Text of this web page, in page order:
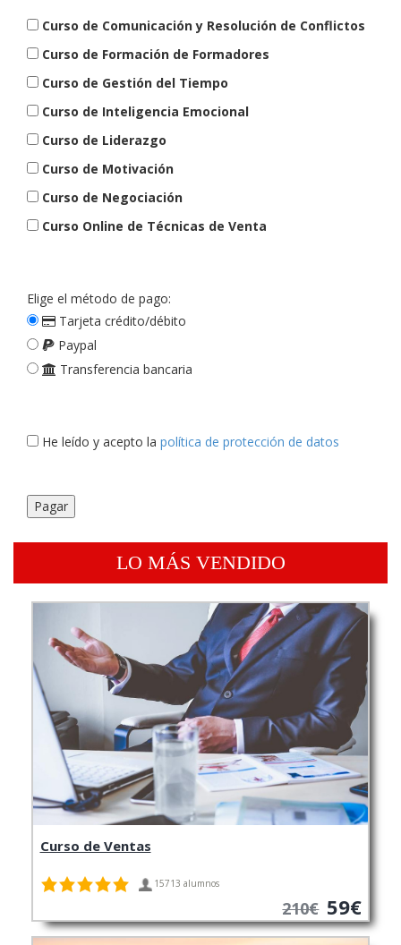
Curso de Comunicación y Resolución de Conflictos
Curso de Formación de Formadores
Curso de Gestión del Tiempo
Curso de Inteligencia Emocional
Curso de Liderazgo
Curso de Motivación
Curso de Negociación
Curso Online de Técnicas de Venta
Elige el método de pago:
Tarjeta crédito/débito
Paypal
Transferencia bancaria
He leído y acepto la política de protección de datos
LO MÁS VENDIDO
Curso de Ventas
15713 alumnos
210€ 59€